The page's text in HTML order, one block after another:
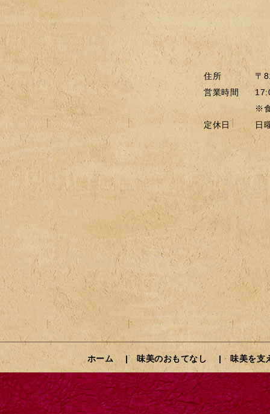
住所
〒
営業時間
※
定休日
日
ホーム 味美のおもてなし 味美を支